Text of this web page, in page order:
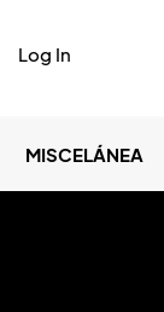
Log In
MISCELÁNEA